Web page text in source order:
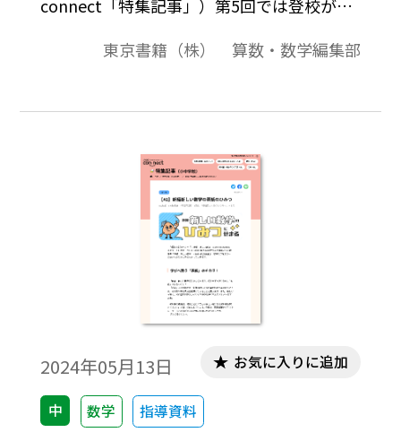
connect「特集記事」）第5回では登校が難
新しい数学」で効果的にご活用いただける
っていますが、ICT(QRコンテンツ)・教科書
東京書籍（株） 算数・数学編集部
2024年05月13日
中 数学 指導資料
お気に入りに追加